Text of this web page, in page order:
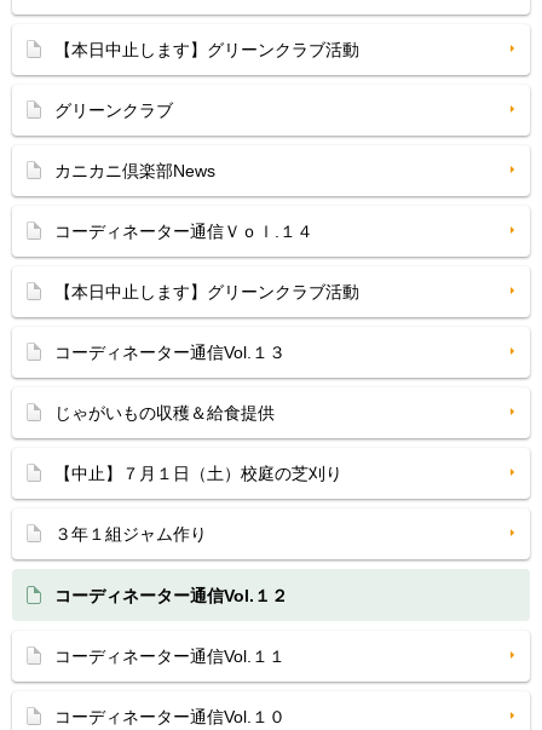
【本日中止します】グリーンクラブ活動
グリーンクラブ
カニカニ倶楽部News
コーディネーター通信Ｖｏｌ.１４
【本日中止します】グリーンクラブ活動
コーディネーター通信Vol.１３
じゃがいもの収穫＆給食提供
【中止】７月１日（土）校庭の芝刈り
３年１組ジャム作り
コーディネーター通信Vol.１２
コーディネーター通信Vol.１１
コーディネーター通信Vol.１０